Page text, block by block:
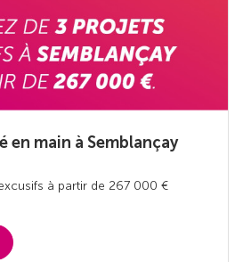
en main à Semblançay
à partir de 267 000 €